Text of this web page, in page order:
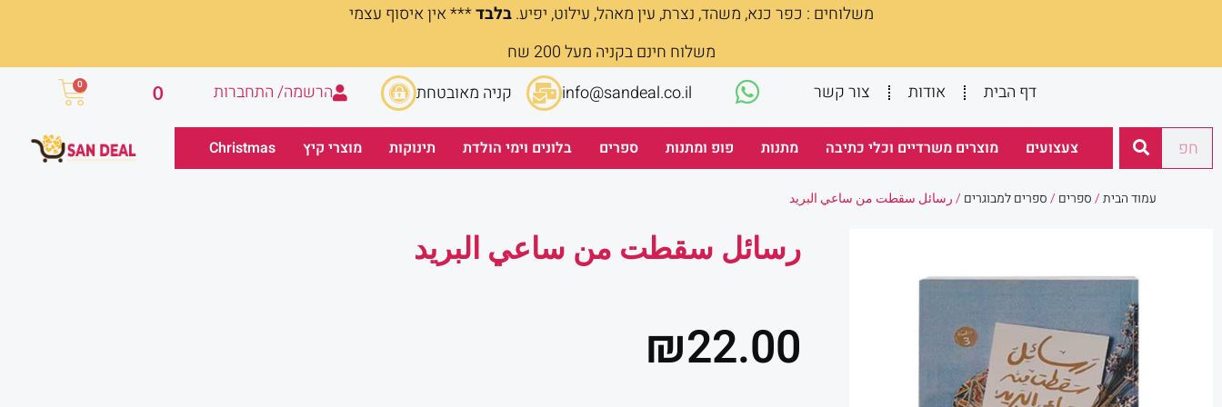
משלוחים : כפר כנא, משהד, נצרת, עין מאהל, עילוט, יפיע.בלבד*** אין איסוף עצמי
משלוח חינם בקניה מעל 200 שח
דף הבית
אודות צור קשר info@sandeal.co.il קניה מאובטחת הרשמה/ התחברות 0
0
עגלת
חיפוש צעצועים מוצרים משרדיים וכלי כתיבה מתנות פופ ומתנות ספרים בלונים וימי הולדת תינוקות מוצרי קיץ Christmas
עמוד הבית/ספרים /ספרים למבוגרים / رسائل سقطت من ساعي البريد
رسائل سقطت من ساعي البريد
₪22.00